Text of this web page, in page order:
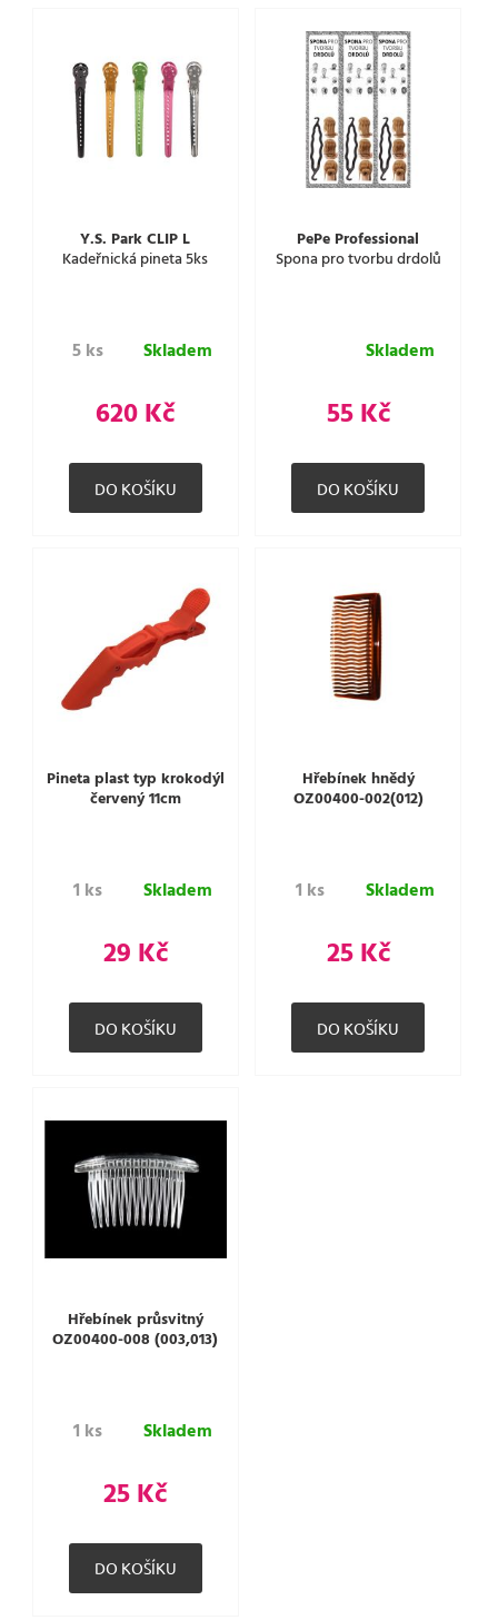
Y.S. Park CLIP L
Kadeřnická pineta 5ks
5 ks Skladem
620 Kč
PePe Professional
Spona pro tvorbu drdolů
Skladem
55 Kč
Pineta plast typ krokodýl
červený 11cm
1 ks Skladem
29 Kč
Hřebínek hnědý
OZ00400-002(012)
1 ks Skladem
25 Kč
Hřebínek průsvitný
OZ00400-008 (003,013)
1 ks Skladem
25 Kč